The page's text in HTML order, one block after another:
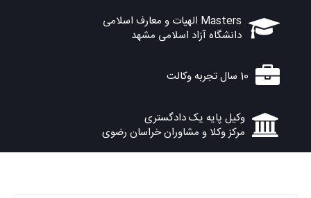
Masters الهیات و معارف اسلامی
دانشگاه آزاد اسلامی مشهد
10 سال تجربه وکالت
وکیل پایه یک دادگستری
مرکز وکلا و مشاوران خراسان رضوی